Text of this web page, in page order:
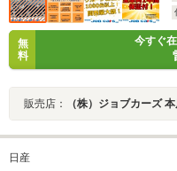
無
料
今すぐ
販売店： （株）ジョブカーズ
日産